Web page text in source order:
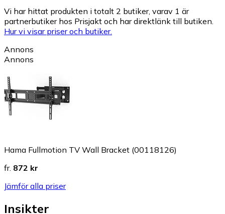
Vi har hittat produkten i totalt 2 butiker, varav 1 är
partnerbutiker hos Prisjakt och har direktlänk till butiken.
Hur vi visar priser och butiker.
Annons
Annons
Hama Fullmotion TV Wall Bracket (00118126)
fr. 872 kr
Jämför alla priser
Insikter